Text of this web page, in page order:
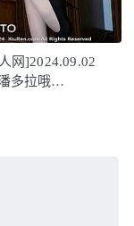
网]2024.09.02
多拉哦